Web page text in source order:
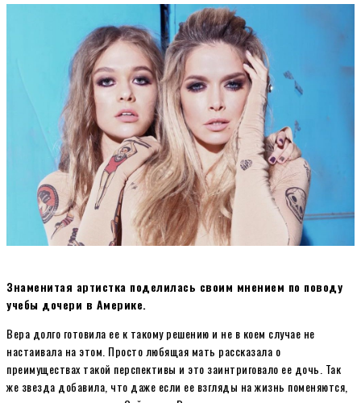
Знаменитая артистка поделилась своим мнением по поводу
учебы дочери в Америке.
Вера долго готовила ее к такому решению и не в коем случае не
настаивала на этом. Просто любящая мать рассказала о
преимуществах такой перспективы и это заинтриговало ее дочь. Так
же звезда добавила, что даже если ее взгляды на жизнь поменяются,